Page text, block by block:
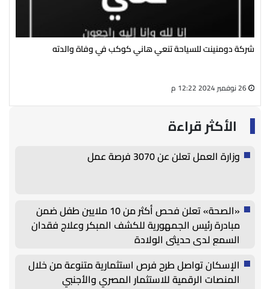
شركة دومنينت للسياحة تنعي هاني كوكب في وفاة والدته
الأكثر قراءة
وزارة العمل تعلن عن 3070 فرصة عمل
«الصحة» تعلن فحص أكثر من 10 ملايين طفل ضمن
مبادرة رئيس الجمهورية للكشف المبكر وعلاج فقدان
السمع لدى حديثي الولادة
الإسكان تواصل طرح فرص استثمارية متنوعة من خلال
المنصات الرقمية للاستثمار المصري والأجنبي